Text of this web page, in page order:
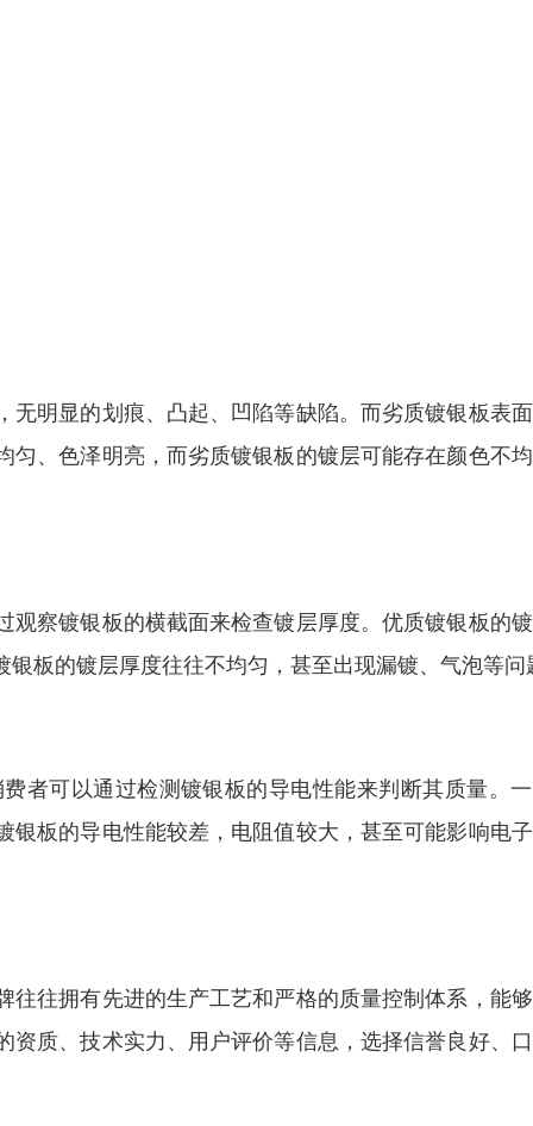
明显的划痕、凸起、凹陷等缺陷。而劣质镀银板表
、色泽明亮，而劣质镀银板的镀层可能存在颜色不
察镀银板的横截面来检查镀层厚度。优质镀银板的
板的镀层厚度往往不均匀，甚至出现漏镀、气泡等问
者可以通过检测镀银板的导电性能来判断其质量。
板的导电性能较差，电阻值较大，甚至可能影响电
往拥有先进的生产工艺和严格的质量控制体系，能
质、技术实力、用户评价等信息，选择信誉良好、